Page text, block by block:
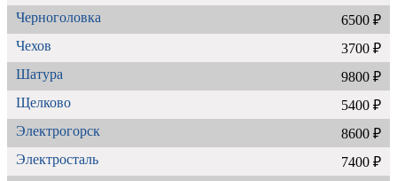
Черноголовка
6500 ₽
Чехов
3700 ₽
Шатура
9800 ₽
Щелково
5400 ₽
Электрогорск
8600 ₽
Электросталь
7400 ₽